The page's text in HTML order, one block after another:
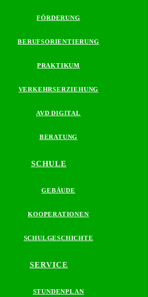
FÖRDERUNG
BERUFSORIENTIERUNG
PRAKTIKUM
VERKEHRSERZIEHUNG
AVD DIGITAL
BERATUNG
SCHULE
GEBÄUDE
KOOPERATIONEN
SCHULGESCHICHTE
SERVICE
STUNDENPLAN